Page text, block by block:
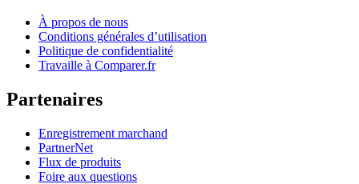
À propos de nous
Conditions générales d’utilisation
Politique de confidentialité
Travaille à Comparer.fr
Partenaires
Enregistrement marchand
PartnerNet
Flux de produits
Foire aux questions